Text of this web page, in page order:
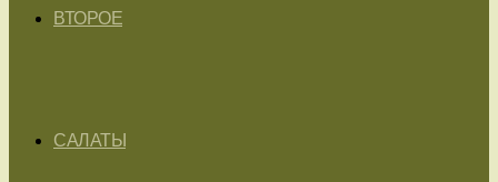
ВТОРОЕ
САЛАТЫ